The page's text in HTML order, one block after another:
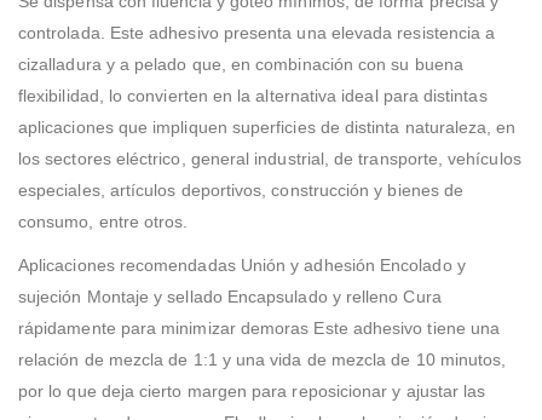
controlada. Este adhesivo presenta una elevada resistencia a
cizalladura y a pelado que, en combinación con su buena
flexibilidad, lo convierten en la alternativa ideal para distintas
aplicaciones que impliquen superficies de distinta naturaleza, en
los sectores eléctrico, general industrial, de transporte, vehículos
especiales, artículos deportivos, construcción y bienes de
consumo, entre otros.
Aplicaciones recomendadas Unión y adhesión Encolado y
sujeción Montaje y sellado Encapsulado y relleno Cura
rápidamente para minimizar demoras Este adhesivo tiene una
relación de mezcla de 1:1 y una vida de mezcla de 10 minutos,
por lo que deja cierto margen para reposicionar y ajustar las